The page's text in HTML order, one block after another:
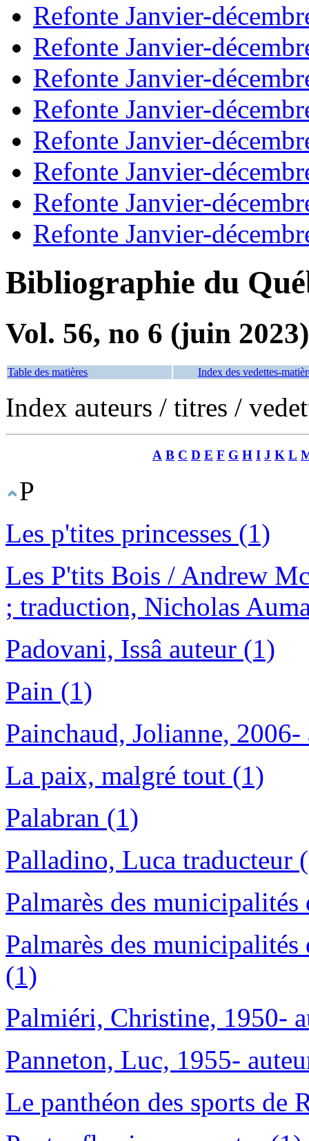
Refonte Janvier-
Refonte Janvier-
Refonte Janvier-
Refonte Janvier-
Refonte Janvier-
Refonte Janvier-
Refonte Janvier-
Refonte Janvier-
Bibliographie du
Vol. 56, no 6 (juin 2023)
Table des matières Index des vedettes-
Index auteurs / titres /
A B C D E F G H I J K L
P
Les p'tites princesses (1)
Les P'tits Bois / Andrew
; traduction, Nicholas
Padovani, Issâ auteur (1)
Pain (1)
Painchaud, Jolianne,
La paix, malgré tout (1)
Palabran (1)
Palladino, Luca traducteur
Palmarès des
Palmarès des
(1)
Palmiéri, Christine, 1950-
Panneton, Luc, 1955-
Le panthéon des sports de